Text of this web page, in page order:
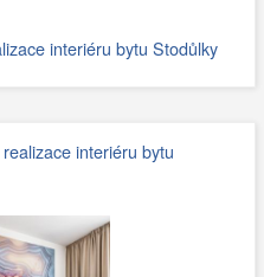
interiéru bytu Stodůlky
interiéru bytu